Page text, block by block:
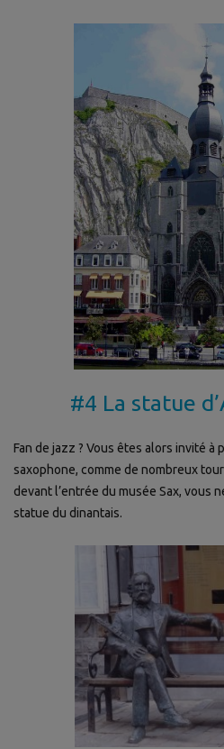
#4 La statue
Fan de jazz ? Vous êtes alors invité à
saxophone, comme de nombreux
devant l’entrée du musée Sax, vous
statue du dinantais.